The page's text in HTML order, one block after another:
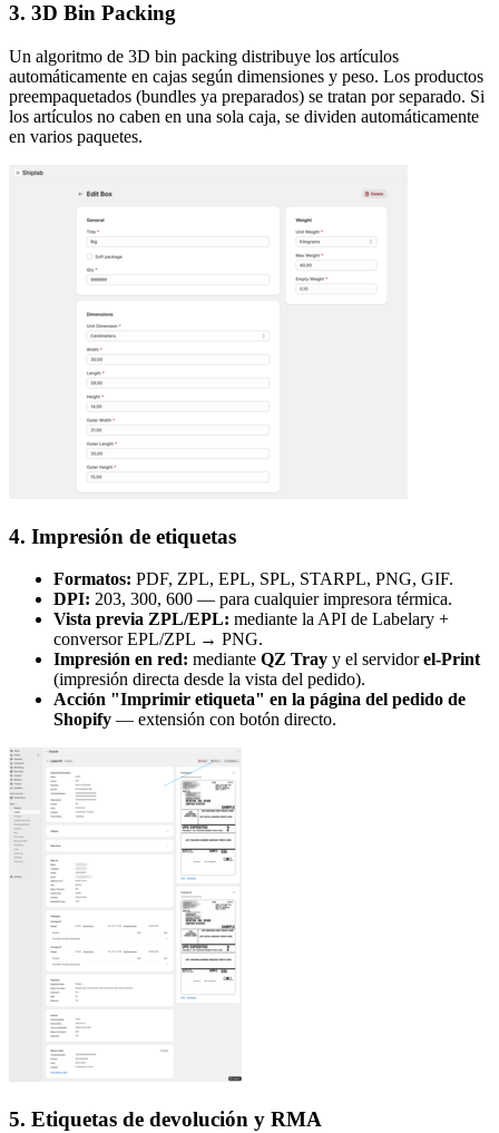
3. 3D Bin Packing
Un algoritmo de 3D bin packing distribuye los artículos
automáticamente en cajas según dimensiones y peso. Los productos
preempaquetados (bundles ya preparados) se tratan por separado. Si
los artículos no caben en una sola caja, se dividen automáticamente
en varios paquetes.
4. Impresión de etiquetas
Formatos: PDF, ZPL, EPL, SPL, STARPL, PNG, GIF.
DPI: 203, 300, 600 — para cualquier impresora térmica.
Vista previa ZPL/EPL: mediante la API de Labelary +
conversor EPL/ZPL → PNG.
Impresión en red: mediante QZ Tray y el servidorel-Print
(impresión directa desde la vista del pedido).
Acción "Imprimir etiqueta" en la página del pedido de
Shopify — extensión con botón directo.
5. Etiquetas de devolución y RMA